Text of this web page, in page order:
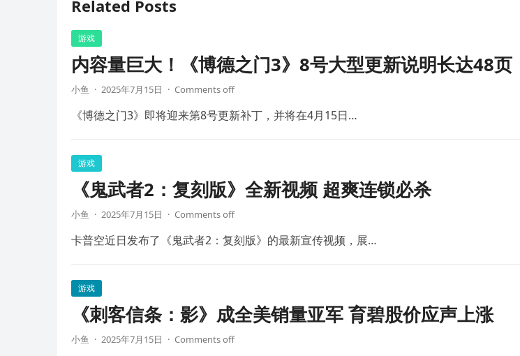
Related Posts
游戏
内容量巨大！《博德之门3》8号大型更新说明长达48页
小鱼 · 2025年7月15日 · Comments off
《博德之门3》即将迎来第8号更新补丁，并将在4月15日…
游戏
《鬼武者2：复刻版》全新视频 超爽连锁必杀
小鱼 · 2025年7月15日 · Comments off
卡普空近日发布了《鬼武者2：复刻版》的最新宣传视频，展…
游戏
《刺客信条：影》成全美销量亚军 育碧股价应声上涨
小鱼 · 2025年7月15日 · Comments off